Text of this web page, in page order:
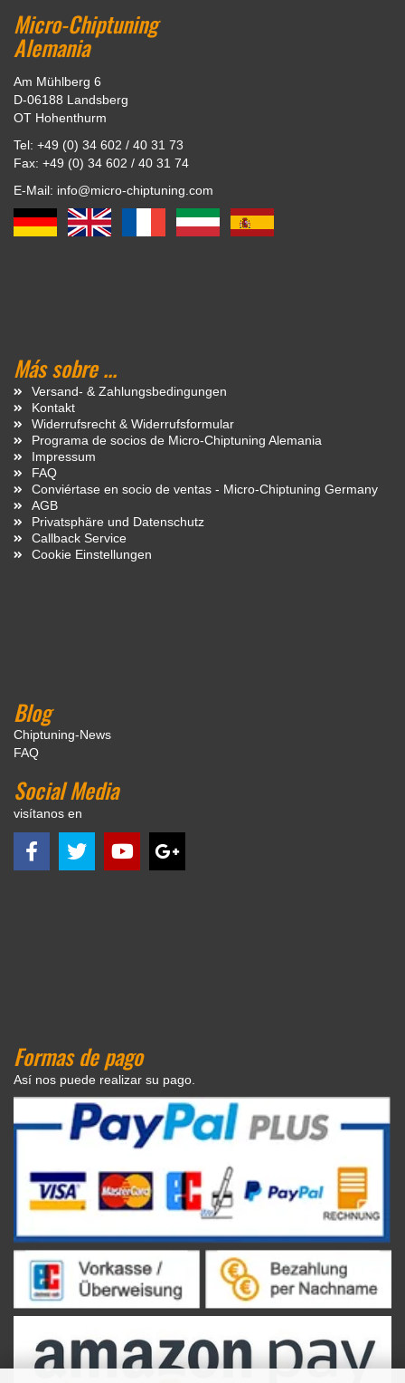
Micro-Chiptuning
Alemania
Am Mühlberg 6
D-06188 Landsberg
OT Hohenthurm
Tel: +49 (0) 34 602 / 40 31 73
Fax: +49 (0) 34 602 / 40 31 74
E-Mail: info@micro-chiptuning.com
Más sobre ...
Versand- & Zahlungsbedingungen
Kontakt
Widerrufsrecht & Widerrufsformular
Programa de socios de Micro-Chiptuning Alemania
Impressum
FAQ
Conviértase en socio de ventas - Micro-Chiptuning Germany
AGB
Privatsphäre und Datenschutz
Callback Service
Cookie Einstellungen
Blog
Chiptuning-News
FAQ
Social Media
visítanos en
Formas de pago
Así nos puede realizar su pago.